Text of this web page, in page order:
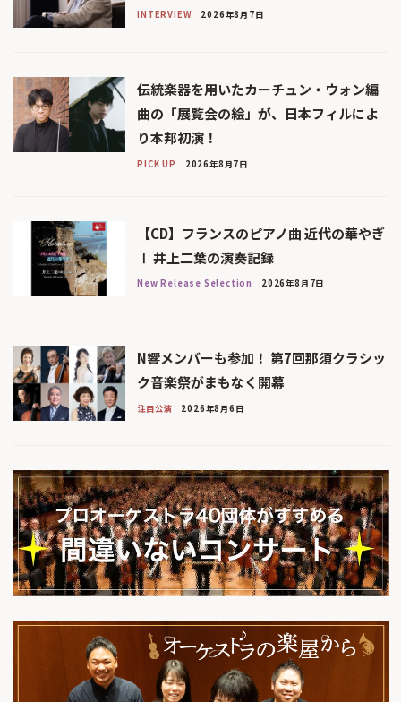
INTERVIEW 2026年8月7日
伝統楽器を用いたカーチュン・ウォン編
曲の「展覧会の絵」が、日本フィルによ
り本邦初演！
PICK UP 2026年8月7日
【CD】フランスのピアノ曲 近代の華やぎ
Ⅰ 井上二葉の演奏記録
New Release Selection 2026年8月7日
N響メンバーも参加！ 第7回那須クラシッ
ク音楽祭がまもなく開幕
注目公演 2026年8月6日